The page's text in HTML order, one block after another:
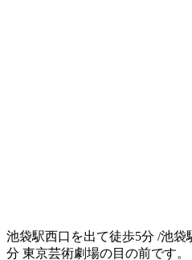
池袋駅西口を出て徒歩5分 /池袋
分 東京芸術劇場の目の前です。